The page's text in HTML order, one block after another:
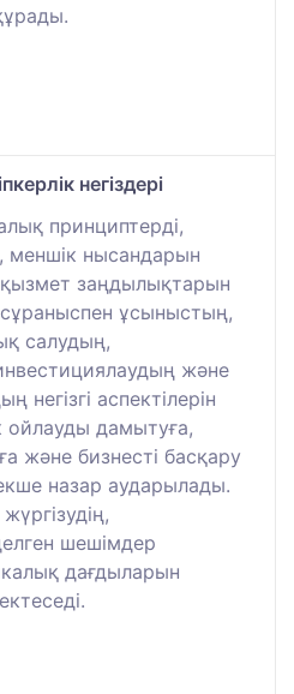
негіздері
принциптерді,
меншік нысандарын
заңдылықтарын
сұраныспен ұсыныстың,
салудың,
және
негізгі аспектілерін
ойлауды дамытуға,
және бизнесті басқару
назар аударылады.
шешімдер
дағдыларын